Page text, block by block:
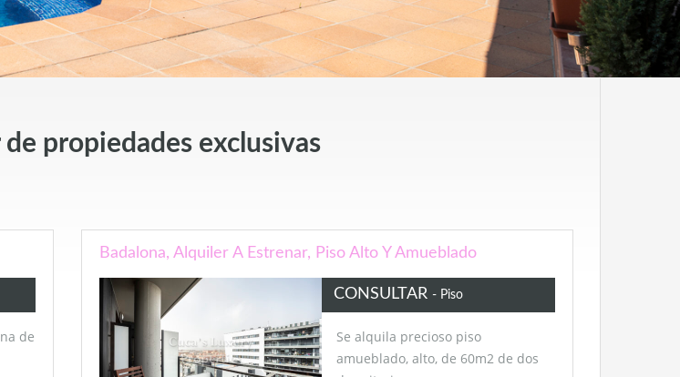
propiedades exclusivas
de
Badalona, Alquiler A Estrenar, Piso Alto Y Amueblado
CONSULTAR - Piso
Se alquila precioso piso
amueblado, alto, de 60m2 de dos